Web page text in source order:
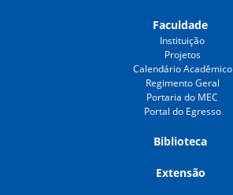
Faculdade
Instituição
Projetos
Calendário Acadêmico
Regimento Geral
Portaria do MEC
Portal do Egresso
Biblioteca
Extensão